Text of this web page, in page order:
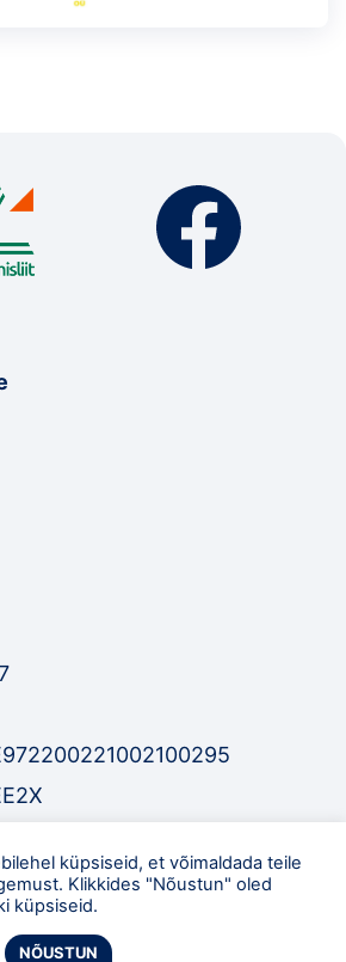
977
küpsiseid, et võimaldada teile
Klikkides "Nõustun" oled
küpsiseid.
NÕUSTUN